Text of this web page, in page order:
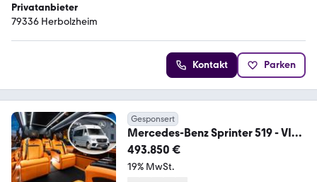
Privatanbieter
79336 Herbolzheim
Kontakt Parken
Gesponsert
Mercedes-Benz Sprinter 519 - VIP
Jetvan by KLASSEN - 2027
493.850 €
19% MwSt.